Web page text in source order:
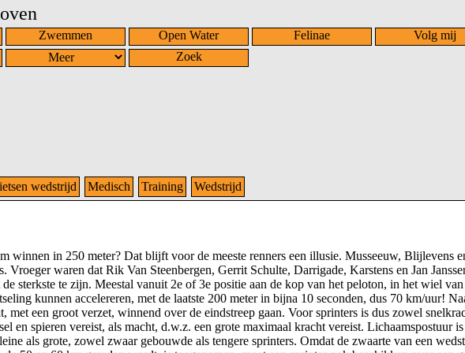
Zwemmen Open Water Felinae
Volg mij
Zoek
wedstrijd Medisch Training Wedstrijd
winnen in 250 meter? Dat blijft voor de meeste renners een illusie. Musseeuw, Blijlevens
Vroeger waren dat Rik Van Steenbergen, Gerrit Schulte, Darrigade, Karstens en Jan
sterkste te zijn. Meestal vanuit 2e of 3e positie aan de kop van het peloton, in het wiel van
kunnen accelereren, met de laatste 200 meter in bijna 10 seconden, dus 70 km/uur!
met een groot verzet, winnend over de eindstreep gaan. Voor sprinters is dus zowel
en spieren vereist, als macht, d.w.z. een grote maximaal kracht vereist. Lichaamspostuur
als grote, zowel zwaar gebouwde als tengere sprinters. Omdat de zwaarte van een